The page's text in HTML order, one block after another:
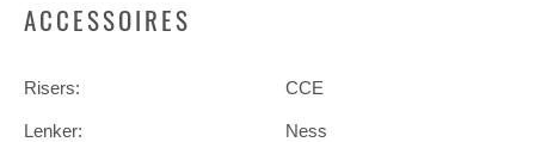
ACCESSOIRES
Risers: CCE
Lenker: Ness